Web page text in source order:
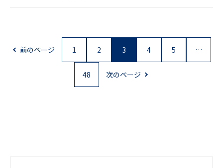
前のページ 1 2 3 4 5 …
48 次のページ